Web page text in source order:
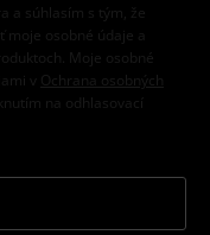
a súhlasím s tým, že
osobné údaje a
Moje osobné
v
Ochrana osobných
na odhlasovací